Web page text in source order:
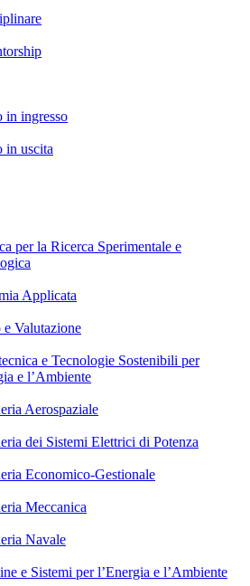
in ingresso
in uscita
per la Ricerca Sperimentale e
Applicata
e Valutazione
e Tecnologie Sostenibili per
e l’Ambiente
Aerospaziale
dei Sistemi Elettrici di Potenza
Economico-Gestionale
Meccanica
Navale
e Sistemi per l’Energia e l’Ambiente